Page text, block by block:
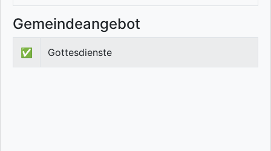
Gemeindeangebot
✅ Gottesdienste